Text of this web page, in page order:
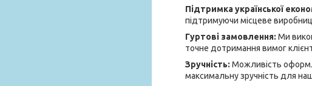
Підтримка української
підтримуючи місцеве
Гуртові замовлення: Ми
точне дотримання вимог
Зручність: Можливість
максимальну зручність для